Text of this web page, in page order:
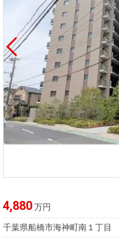
4,880万円
千葉県船橋市海神町南１丁目